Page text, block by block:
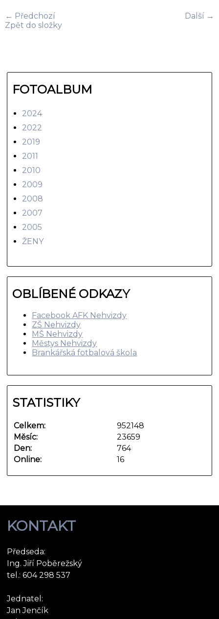
← Předchozí
Další →
Zpět do složky
FOTOALBUM
2024
2022
2019
2011
2010
2009
2008
2007
2005
ŽENY
OBLÍBENÉ ODKAZY
Facebook AFK Nehvizdy
ZŠ Nehvizdy
MŠ Nehvizdy
Městys Nehvizdy
Brankářská fotbalová škola
STATISTIKY
Online: 16
Celkem:
952148
Měsíc:
23659
Den:
764
KONTAKT
Předseda:
Ing. Jiří Poběrežský
tel.: 604 298 537
Jednatel:
Jan Jenčík